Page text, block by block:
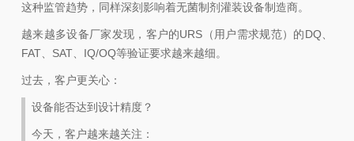
这种监管趋势，同样深刻影响着无菌制剂灌装设备制造商。
越来越多设备厂家发现，客户的URS（用户需求规范）的DQ、
FAT、SAT、IQ/OQ等验证要求越来越细。
过去，客户更关心：
设备能否达到设计精度？
今天，客户越来越关注：